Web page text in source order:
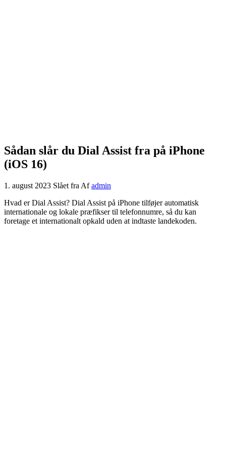
Sådan slår du Dial Assist fra på iPhone
(iOS 16)
1. august 2023 Slået fra Af admin
Hvad er Dial Assist? Dial Assist på iPhone tilføjer automatisk
internationale og lokale præfikser til telefonnumre, så du kan
foretage et internationalt opkald uden at indtaste landekoden.